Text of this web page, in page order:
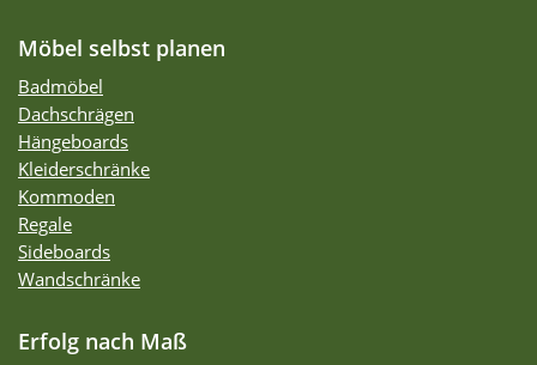
Möbel selbst planen
Badmöbel
Dachschrägen
Hängeboards
Kleiderschränke
Kommoden
Regale
Sideboards
Wandschränke
Erfolg nach Maß